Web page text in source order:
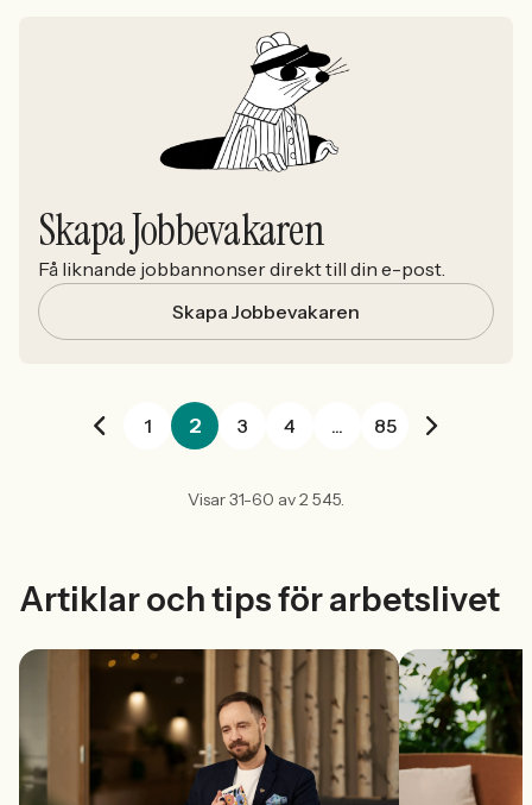
Skapa Jobbevakaren
Få liknande jobbannonser direkt till din e-post.
Skapa Jobbevakaren
1 2 3 4 ... 85
Visar 31-60 av 2 545.
Artiklar och tips för arbetslivet